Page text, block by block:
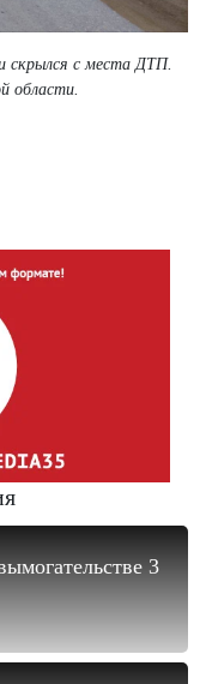
скрылся с места ДТП.
области.
3